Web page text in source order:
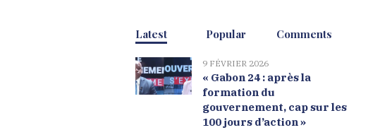
Latest Popular Comments
9 FÉVRIER 2026
« Gabon 24 : après la
formation du
gouvernement, cap sur les
100 jours d’action »